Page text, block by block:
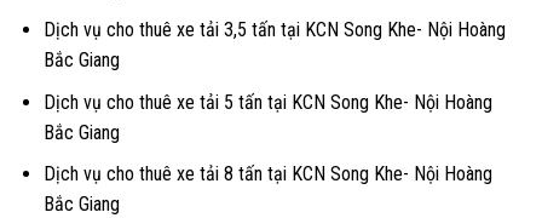
Dịch vụ cho thuê xe tải 3,5 tấn tại KCN Song Khe- Nội Hoàng
Bắc Giang
Dịch vụ cho thuê xe tải 5 tấn tại KCN Song Khe- Nội Hoàng
Bắc Giang
Dịch vụ cho thuê xe tải 8 tấn tại KCN Song Khe- Nội Hoàng
Bắc Giang